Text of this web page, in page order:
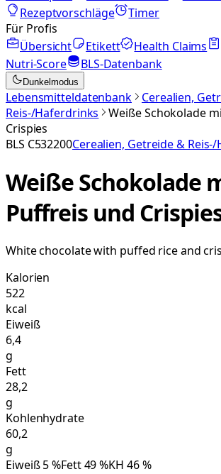
Rezeptvorschläge
Timer
Für Profis
Übersicht
Etikett Health Claims
Nutri-Score
BLS-Datenbank
Dunkelmodus
Lebensmitteldatenbank
Cerealien,
Reis-/Haferdrinks
Weiße Schokolade
Crispies
BLS C532200Cerealien, Getreide &
Weiße Schokolade
Puffreis und
White chocolate with puffed rice and
Kalorien
522
kcal
Eiweiß
6,4
g
Fett
28,2
g
Kohlenhydrate
60,2
g
Eiweiß5%Fett49%KH 46%